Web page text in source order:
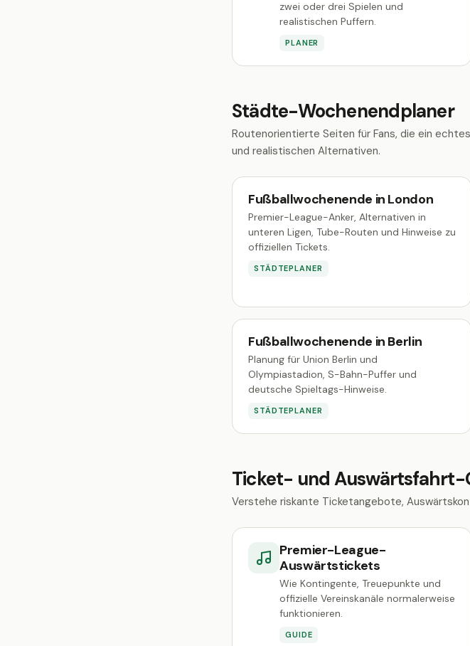
zwei oder drei Spielen und
realistischen Puffern.
PLANER
Städte-Wochenendplaner
Routenorientierte Seiten für Fans, die ein
und realistischen Alternativen.
Fußballwochenende in London
Premier-League-Anker, Alternativen in
unteren Ligen, Tube-Routen und Hinweise zu
offiziellen Tickets.
STÄDTEPLANER
Fußballwochenende in Berlin
Planung für Union Berlin und
Olympiastadion, S-Bahn-Puffer und
deutsche Spieltags-Hinweise.
STÄDTEPLANER
Ticket- und Auswärtsfahrt-
Verstehe riskante Ticketangebote,
Premier-League-
Auswärtstickets
Wie Kontingente, Treuepunkte und
offizielle Vereinskanäle normalerweise
funktionieren.
GUIDE